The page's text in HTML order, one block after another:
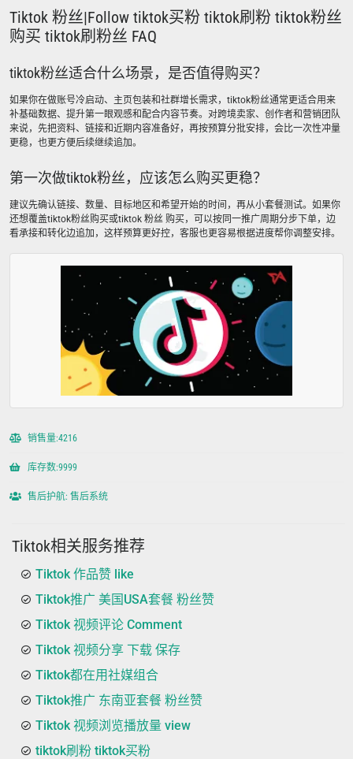
Tiktok 粉丝|Follow tiktok买粉 tiktok刷粉 tiktok粉丝
购买 tiktok刷粉丝 FAQ
tiktok粉丝适合什么场景，是否值得购买？
如果你在做账号冷启动、主页包装和社群增长需求，tiktok粉丝通常更适合用来
补基础数据、提升第一眼观感和配合内容节奏。对跨境卖家、创作者和营销团队
来说，先把资料、链接和近期内容准备好，再按预算分批安排，会比一次性冲量
更稳，也更方便后续继续追加。
第一次做tiktok粉丝，应该怎么购买更稳？
建议先确认链接、数量、目标地区和希望开始的时间，再从小套餐测试。如果你
还想覆盖tiktok粉丝购买或tiktok 粉丝 购买，可以按同一推广周期分步下单，边
看承接和转化边追加，这样预算更好控，客服也更容易根据进度帮你调整安排。
销售量:4216
库存数:9999
售后护航: 售后系统
Tiktok相关服务推荐
Tiktok 作品赞 like
Tiktok推广 美国USA套餐 粉丝赞
Tiktok 视频评论 Comment
Tiktok 视频分享 下载 保存
Tiktok都在用社媒组合
Tiktok推广 东南亚套餐 粉丝赞
Tiktok 视频浏览播放量 view
tiktok刷粉 tiktok买粉